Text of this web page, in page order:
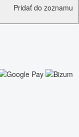
Pridať do zoznamu